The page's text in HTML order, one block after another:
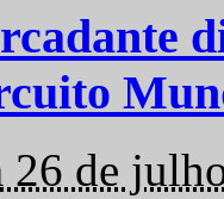
26 de